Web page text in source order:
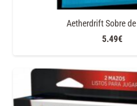
Aetherdrift Sobre
5.49€